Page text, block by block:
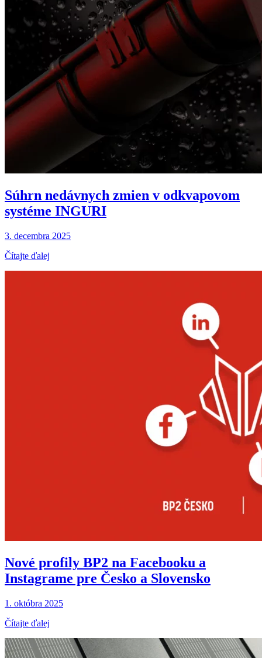
Súhrn nedávnych zmien v odkvapovom
systéme INGURI
3. decembra 2025
Čítajte ďalej
Nové profily BP2 na Facebooku a
Instagrame pre Česko a Slovensko
1. októbra 2025
Čítajte ďalej